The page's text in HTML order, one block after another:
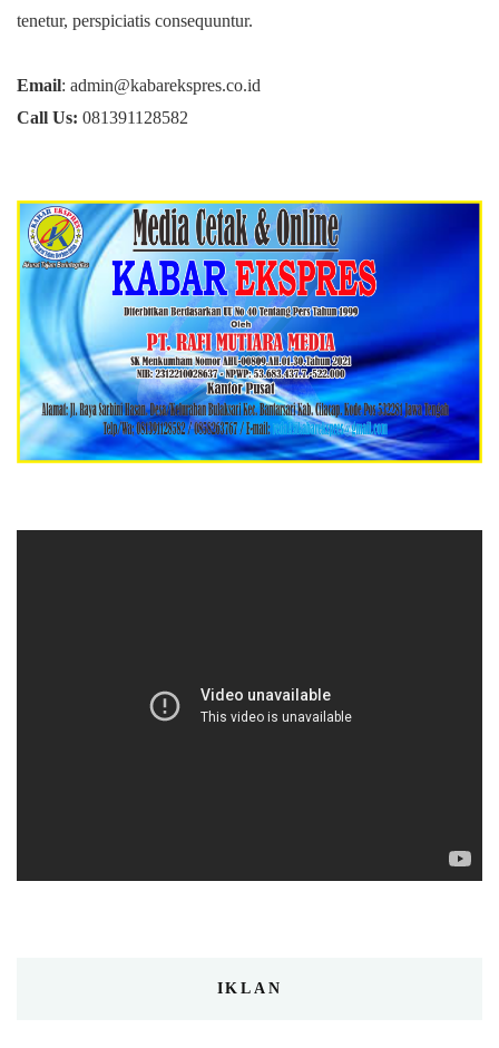
tenetur, perspiciatis consequuntur.
Email: admin@kabarekspres.co.id
Call Us: 081391128582
IKLAN